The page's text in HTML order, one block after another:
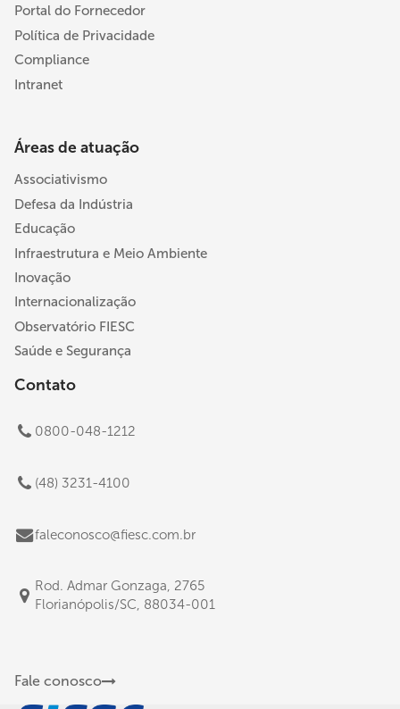
Portal do Fornecedor
Política de Privacidade
Compliance
Intranet
Áreas de atuação
Associativismo
Defesa da Indústria
Educação
Infraestrutura e Meio Ambiente
Inovação
Internacionalização
Observatório FIESC
Saúde e Segurança
Contato
0800-048-1212
(48) 3231-4100
faleconosco@fiesc.com.br
Rod. Admar Gonzaga, 2765
Florianópolis/SC, 88034-001
Fale conosco